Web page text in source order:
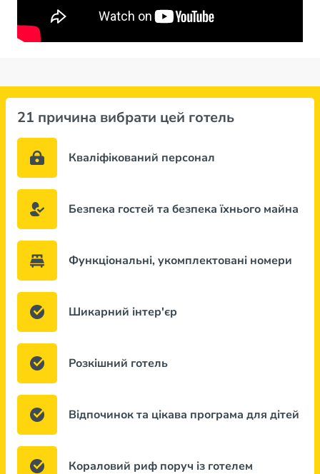
21 причина вибрати цей готель
Кваліфікований персонал
Безпека гостей та безпека їхнього майна
Функціональні, укомплектовані номери
Шикарний інтер'єр
Розкішний готель
Відпочинок та цікава програма для дітей
Кораловий риф поруч із готелем